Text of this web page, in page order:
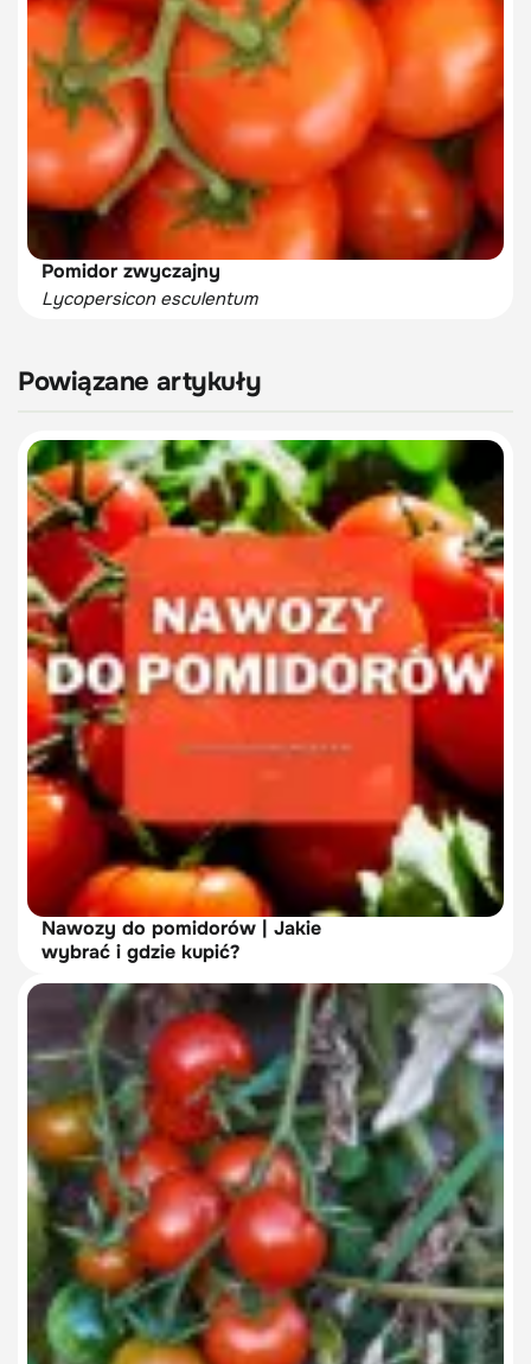
Pomidor zwyczajny
Lycopersicon esculentum
Powiązane artykuły
Nawozy do pomidorów | Jakie
wybrać i gdzie kupić?